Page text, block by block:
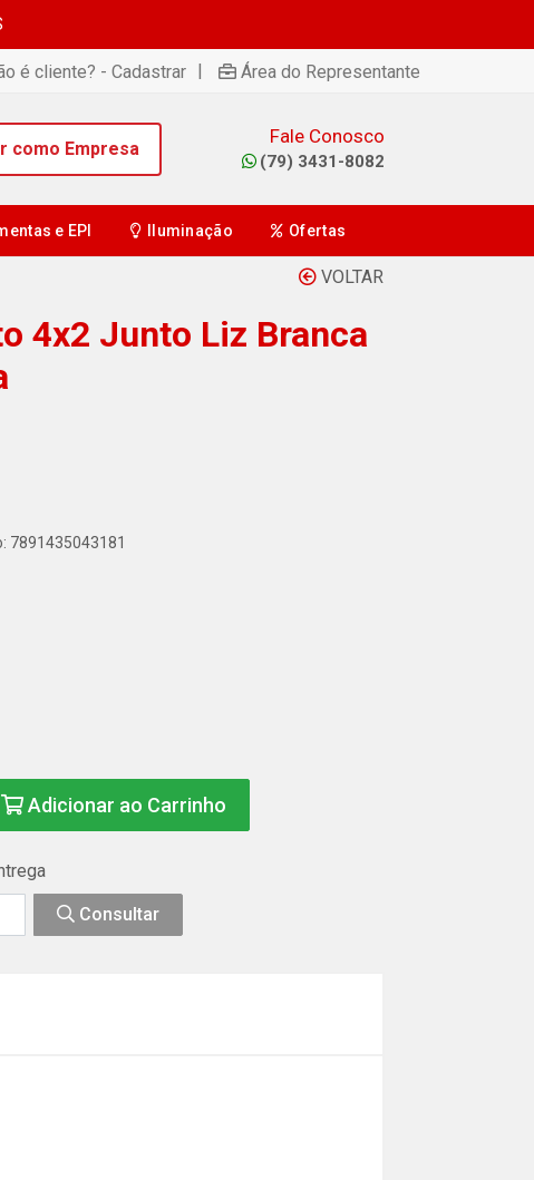
é cliente? - Cadastrar | Área do Representante
como Empresa
Fale Conosco
(79) 3431-8082
e EPI Iluminação Ofertas
VOLTAR
4x2 Junto Liz Branca
7891435043181
Adicionar ao Carrinho
Consultar